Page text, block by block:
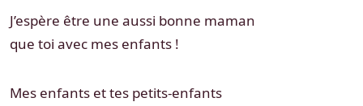
J’espère être une aussi bonne maman
que toi avec mes enfants !
Mes enfants et tes petits-enfants